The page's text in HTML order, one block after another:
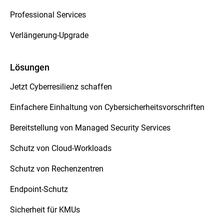
Professional Services
Verlängerung-Upgrade
Lösungen
Jetzt Cyberresilienz schaffen
Einfachere Einhaltung von Cybersicherheitsvorschriften
Bereitstellung von Managed Security Services
Schutz von Cloud-Workloads
Schutz von Rechenzentren
Endpoint-Schutz
Sicherheit für KMUs